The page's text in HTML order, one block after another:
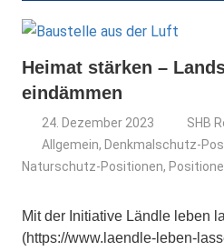
Heimat stärken –
eindämmen
24. Dezember 2023
SHB
Allgemein, Denkmalschutz-
Naturschutz-Positionen,
Mit der Initiative Ländle leben
(https://www.laendle-leben-